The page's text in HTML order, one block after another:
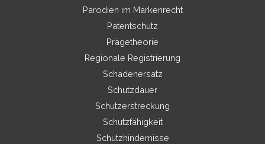
Parodien im Markenrecht
Patentschutz
Prägetheorie
Regionale Registrierung
Schadenersatz
Schutzdauer
Schutzerstreckung
Schutzfähigkeit
Schutzhindernisse